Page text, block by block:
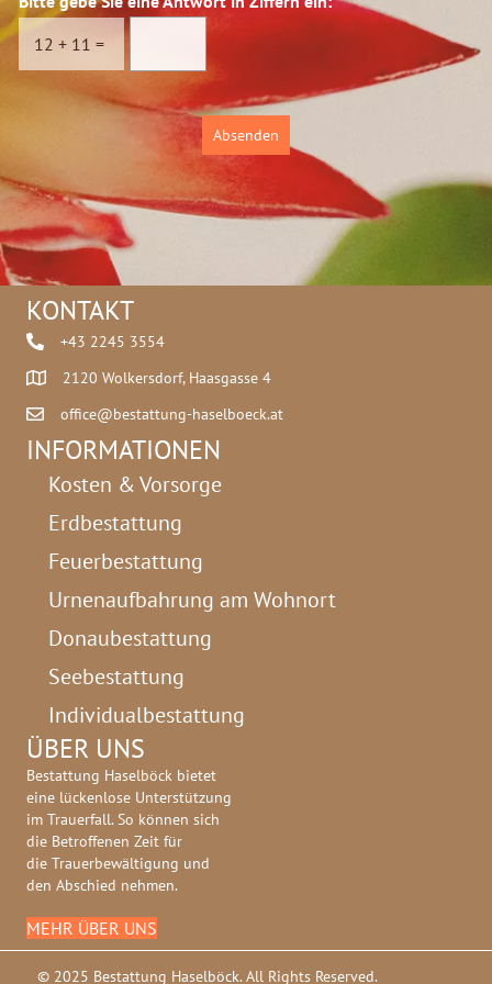
s
c
u
12 + 11 =
Absenden
KONTAKT
+43 2245 3554
2120 Wolkersdorf, Haasgasse 4
office@bestattung-haselboeck.at
INFORMATIONEN
Kosten & Vorsorge
Erdbestattung
Feuerbestattung
Urnenaufbahrung am Wohnort
Donaubestattung
Seebestattung
Individualbestattung
ÜBER UNS
Bestattung Haselböck bietet
eine lückenlose Unterstützung
im Trauerfall. So können sich
die Betroffenen Zeit für
die Trauerbewältigung und
den Abschied nehmen.
MEHR ÜBER UNS
© 2025 Bestattung Haselböck. All Rights Reserved.